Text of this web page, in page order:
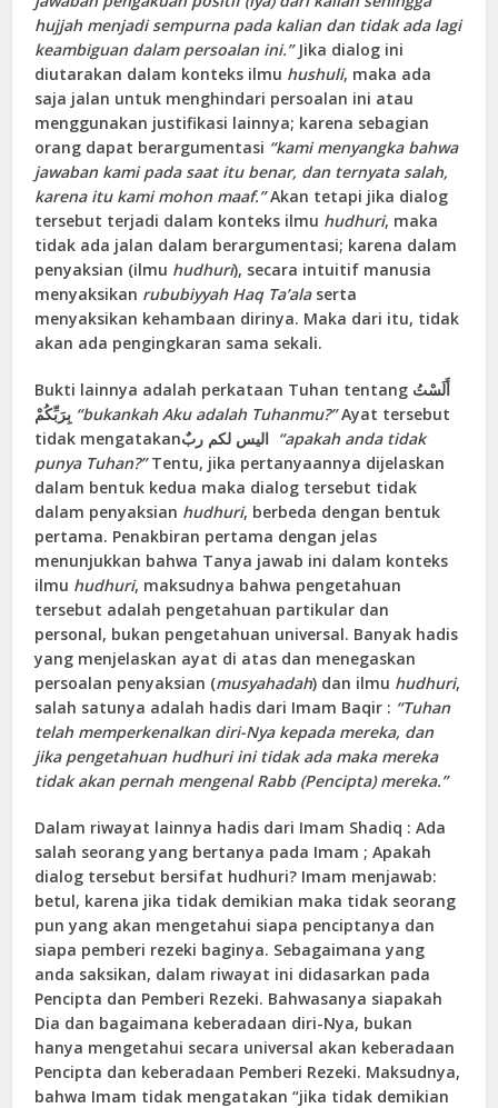
hujjah menjadi sempurna pada kalian dan tidak ada lagi
keambiguan dalam persoalan ini.”Jika dialog ini
diutarakan dalam konteks ilmu hushuli, maka ada
saja jalan untuk menghindari persoalan ini atau
menggunakan justifikasi lainnya; karena sebagian
orang dapat berargumentasi “kami menyangka bahwa
jawaban kami pada saat itu benar, dan ternyata salah,
karena itu kami mohon maaf.”Akan tetapi jika dialog
tersebut terjadi dalam konteks ilmu hudhuri, maka
tidak ada jalan dalam berargumentasi; karena dalam
penyaksian (ilmu hudhuri), secara intuitif manusia
menyaksikan rububiyyah Haq Ta’alaserta
menyaksikan kehambaan dirinya. Maka dari itu, tidak
akan ada pengingkaran sama sekali.
Bukti lainnya adalah perkataan Tuhan tentang أَلَسْتُ
“bukankah Aku adalah Tuhanmu?”Ayat tersebut
“apakah anda tidak
punya Tuhan?”Tentu, jika pertanyaannya dijelaskan
dalam bentuk kedua maka dialog tersebut tidak
dalam penyaksian hudhuri, berbeda dengan bentuk
pertama. Penakbiran pertama dengan jelas
menunjukkan bahwa Tanya jawab ini dalam konteks
ilmu hudhuri, maksudnya bahwa pengetahuan
tersebut adalah pengetahuan partikular dan
personal, bukan pengetahuan universal. Banyak hadis
yang menjelaskan ayat di atas dan menegaskan
persoalan penyaksian (musyahadah) dan ilmu hudhuri,
salah satunya adalah hadis dari Imam Baqir : “Tuhan
telah memperkenalkan diri-Nya kepada mereka, dan
jika pengetahuan hudhuri ini tidak ada maka mereka
tidak akan pernah mengenal Rabb (Pencipta) mereka.”
Dalam riwayat lainnya hadis dari Imam Shadiq : Ada
salah seorang yang bertanya pada Imam ; Apakah
dialog tersebut bersifat hudhuri? Imam menjawab:
betul, karena jika tidak demikian maka tidak seorang
pun yang akan mengetahui siapa penciptanya dan
siapa pemberi rezeki baginya. Sebagaimana yang
anda saksikan, dalam riwayat ini didasarkan pada
Pencipta dan Pemberi Rezeki. Bahwasanya siapakah
Dia dan bagaimana keberadaan diri-Nya, bukan
hanya mengetahui secara universal akan keberadaan
Pencipta dan keberadaan Pemberi Rezeki. Maksudnya,
bahwa Imam tidak mengatakan “jika tidak demikian